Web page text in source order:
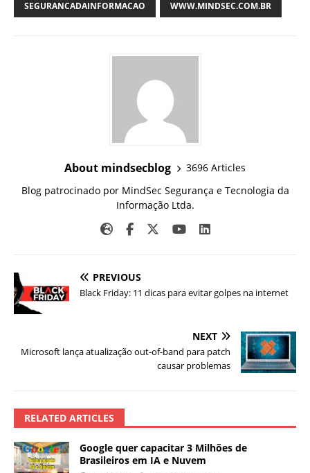
SEGURANCADAINFORMACAO WWW.MINDSEC.COM.BR
About mindsecblog
3696 Articles
Blog patrocinado por MindSec Segurança e Tecnologia da
Informação Ltda.
PREVIOUS
Black Friday: 11 dicas para evitar golpes na internet
NEXT
Microsoft lança atualização out-of-band para patch
causar problemas
RELATED ARTICLES
Google quer capacitar 3 Milhões de
Brasileiros em IA e Nuvem